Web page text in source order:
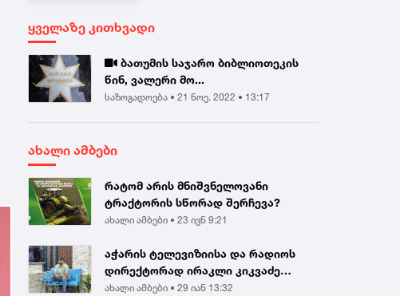
ყველაზე კითხვადი
ბათუმის საჯარო ბიბლიოთეკის
წინ, ვალერი მო...
საზოგადოება • 21 ნოე. 2022 • 13:17
ახალი ამბები
რატომ არის მნიშვნელოვანი
ტრაქტორის სწორად შერჩევა?
ახალი ამბები • 23 ივნ 9:21
აჭარის ტელევიზიისა და რადიოს
დირექტორად ირაკლი კიკვაძე
აირჩიეს
ახალი ამბები • 29 იან 13:32